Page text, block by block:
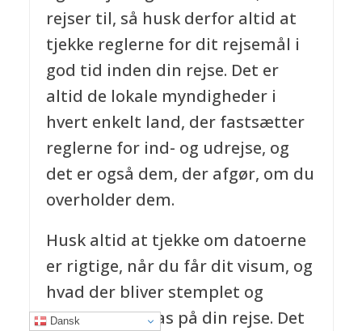
rejser til, så husk derfor altid at
tjekke reglerne for dit rejsemål i
god tid inden din rejse. Det er
altid de lokale myndigheder i
hvert enkelt land, der fastsætter
reglerne for ind- og udrejse, og
det er også dem, der afgør, om du
overholder dem.
Husk altid at tjekke om datoerne
er rigtige, når du får dit visum, og
hvad der bliver stemplet og
noteret i dit pas på din rejse. Det
Dansk